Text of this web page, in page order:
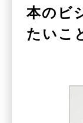
本のビ
たいこ